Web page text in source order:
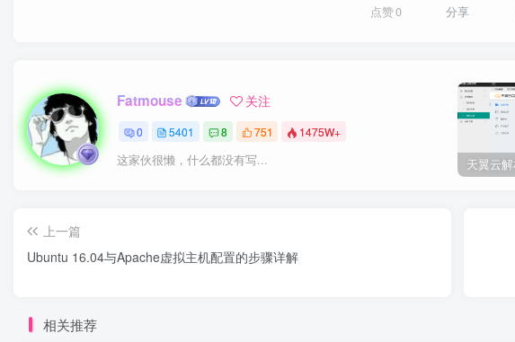
点赞0 分享
Fatmouse 关注
0 5401 8 751 1475W+
这家伙很懒，什么都没有写...
上一篇
Ubuntu 16.04与Apache虚拟主机配置的步骤详解
相关推荐